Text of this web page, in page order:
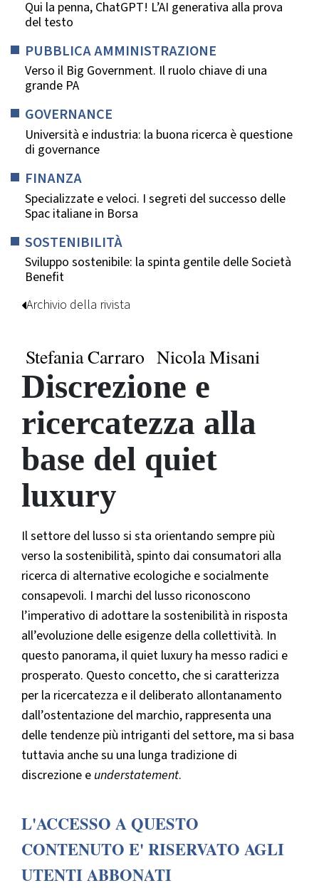
Qui la penna, ChatGPT! L’AI generativa alla prova
del testo
PUBBLICA AMMINISTRAZIONE
Verso il Big Government. Il ruolo chiave di una
grande PA
GOVERNANCE
Università e industria: la buona ricerca è questione
di governance
FINANZA
Specializzate e veloci. I segreti del successo delle
Spac italiane in Borsa
SOSTENIBILITÀ
Sviluppo sostenibile: la spinta gentile delle Società
Benefit
Archivio della rivista
Stefania Carraro Nicola Misani
Discrezione e
ricercatezza alla
base del quiet
luxury
Il settore del lusso si sta orientando sempre più
verso la sostenibilità, spinto dai consumatori alla
ricerca di alternative ecologiche e socialmente
consapevoli. I marchi del lusso riconoscono
l’imperativo di adottare la sostenibilità in risposta
all’evoluzione delle esigenze della collettività. In
questo panorama, il quiet luxury ha messo radici e
prosperato. Questo concetto, che si caratterizza
per la ricercatezza e il deliberato allontanamento
dall’ostentazione del marchio, rappresenta una
delle tendenze più intriganti del settore, ma si basa
tuttavia anche su una lunga tradizione di
discrezione e understatement.
L'ACCESSO A QUESTO
CONTENUTO E' RISERVATO AGLI
UTENTI ABBONATI